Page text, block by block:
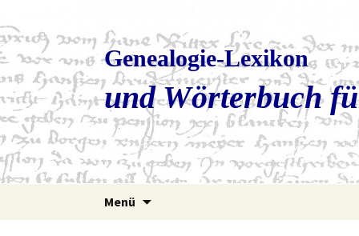
Genealogie-Lexikon
und Wörterbuch
Menü